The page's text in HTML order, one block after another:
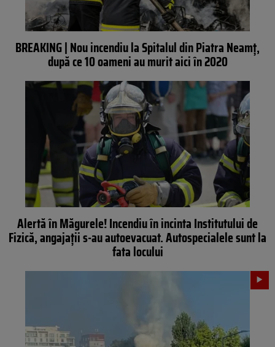
BREAKING | Nou incendiu la Spitalul din Piatra Neamț,
după ce 10 oameni au murit aici în 2020
Alertă în Măgurele! Incendiu în incinta Institutului de
Fizică, angajații s-au autoevacuat. Autospecialele sunt la
fata locului